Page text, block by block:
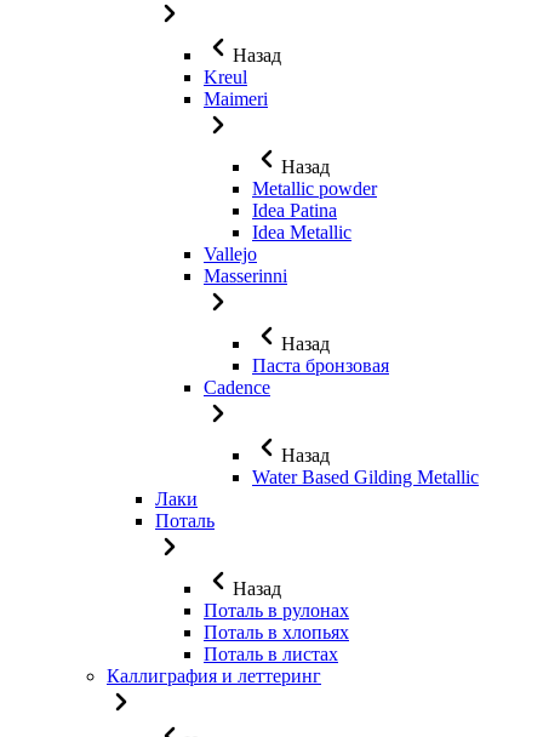
Назад
Kreul
Maimeri
Назад
Metallic powder
Idea Patina
Idea Metallic
Vallejo
Masserinni
Назад
Паста бронзовая
Cadence
Назад
Water Based Gilding Metallic
Лаки
Поталь
Назад
Поталь в рулонах
Поталь в хлопьях
Поталь в листах
Каллиграфия и леттеринг